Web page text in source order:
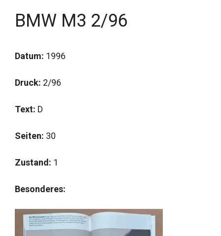
BMW M3 2/96
Datum: 1996
Druck: 2/96
Text: D
Seiten: 30
Zustand: 1
Besonderes: